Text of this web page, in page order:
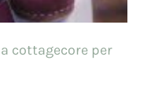
cottagecore per